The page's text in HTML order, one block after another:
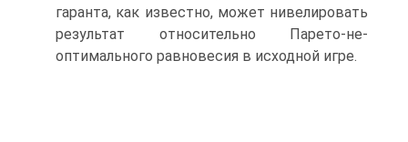
гаранта, как известно, может нивелировать
результат относительно Парето-не-
оптимального равновесия в исходной игре.